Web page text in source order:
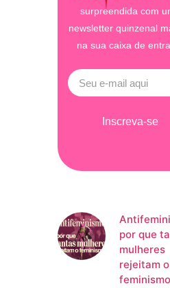
surpreendida com
newsletter quinzenal
na sua caixa de
Inscreva-se
por que
mulheres
rejeitam o